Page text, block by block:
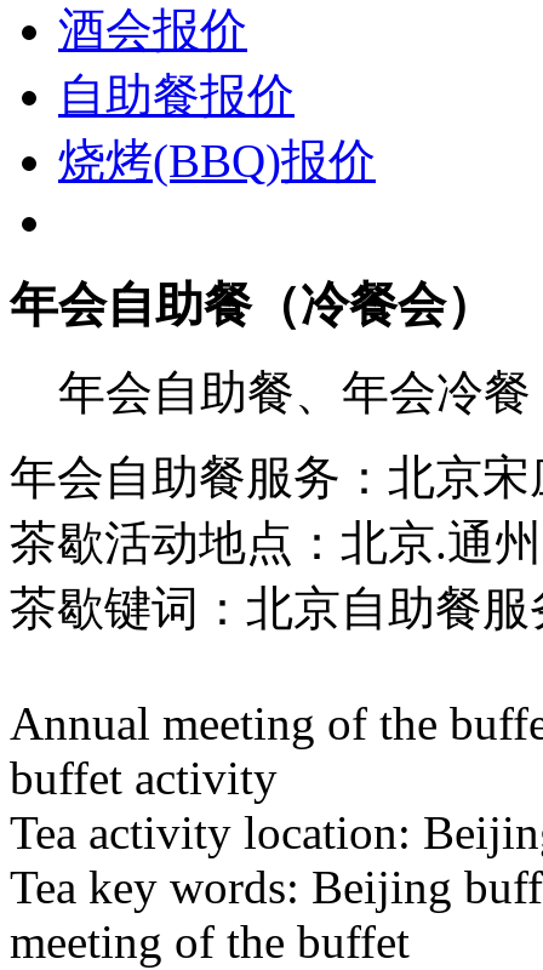
酒会报价
自助餐报价
烧烤(BBQ)报价
年会自助餐（冷餐会）
年会自助餐、年会冷
年会自助餐服务：北京
茶歇活动地点：北京.通州
茶歇键词：北京自助餐
Annual meeting of the
buffet activity
Tea activity location:
Tea key words: Beijing
meeting of the buffet